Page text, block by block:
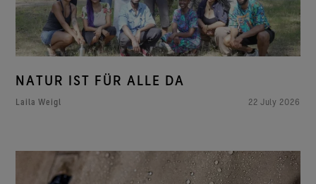
NATUR IST FÜR ALLE DA
Laila Weigl 22 July 2026